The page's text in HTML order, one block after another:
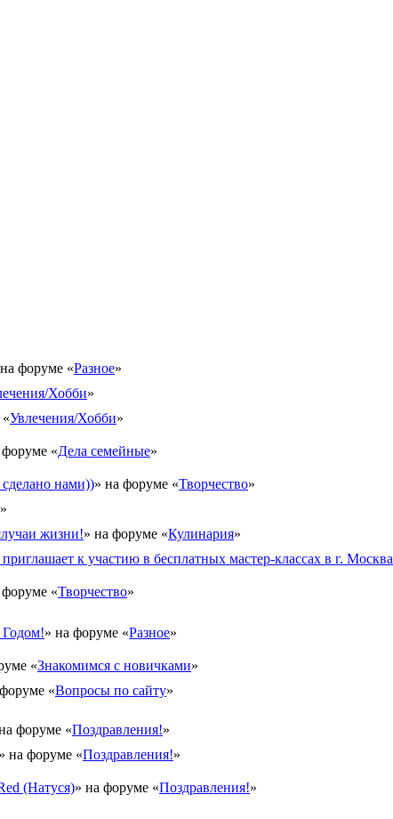
форуме «Разное»
Хобби»
Увлечения/Хобби»
форуме «Дела семейные»
сделано нами))» на форуме «Творчество»
»
жизни!» на форуме «Кулинария»
к участию в бесплатных мастер-классах в г. Москва
форуме «Творчество»
» на форуме «Разное»
«Знакомимся с новичками»
«Вопросы по сайту»
форуме «Поздравления!»
на форуме «Поздравления!»
(Натуся)» на форуме «Поздравления!»